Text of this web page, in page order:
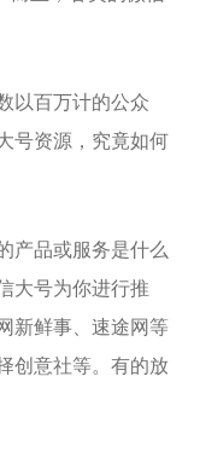
百万计的公众
号资源，究竟如何
品或服务是什么
大号为你进行推
新鲜事、速途网等
创意社等。有的放